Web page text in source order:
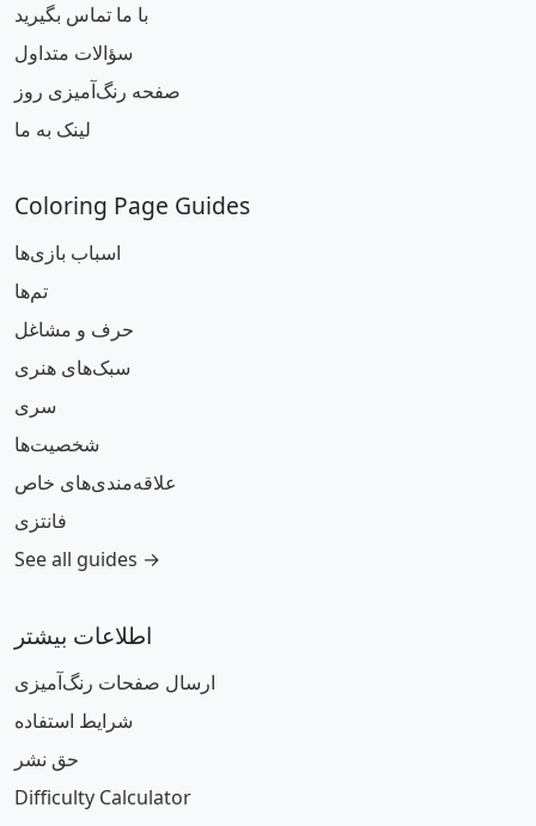
با ما تماس بگیرید
سؤالات متداول
صفحه رنگ‌آمیزی روز
لینک به ما
Coloring Page Guides
اسباب بازی‌ها
تم‌ها
حرف و مشاغل
سبک‌های هنری
سری
شخصیت‌ها
علاقه‌مندی‌های خاص
فانتزی
See all guides →
اطلاعات بیشتر
ارسال صفحات رنگ‌آمیزی
شرایط استفاده
حق نشر
Difficulty Calculator